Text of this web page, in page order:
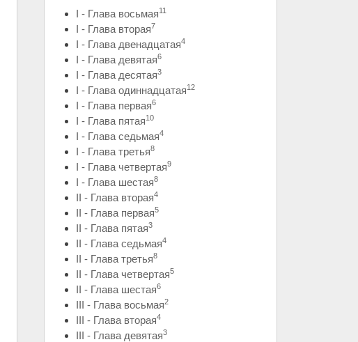
I - Глава восьмая11
I - Глава вторая7
I - Глава двенадцатая4
I - Глава девятая6
I - Глава десятая3
I - Глава одиннадцатая12
I - Глава первая6
I - Глава пятая10
I - Глава седьмая4
I - Глава третья8
I - Глава четвертая9
I - Глава шестая8
II - Глава вторая4
II - Глава первая5
II - Глава пятая3
II - Глава седьмая4
II - Глава третья8
II - Глава четвертая5
II - Глава шестая6
III - Глава восьмая2
III - Глава вторая4
III - Глава девятая3